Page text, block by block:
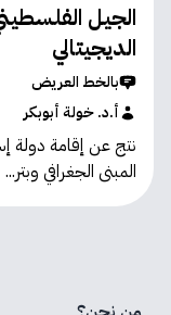
الجيل
الديجيتالي
بالخط العريض
أ.د. خولة أبوبكر
المبنى الجغرافي وبتر...